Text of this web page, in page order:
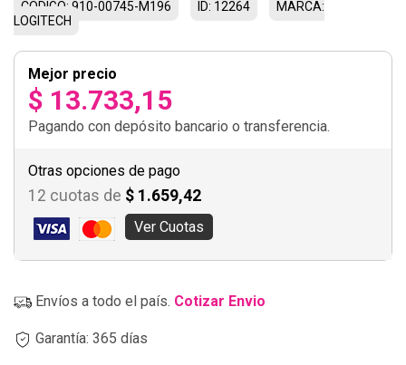
CODIGO: 910-00745-M196 ID: 12264
MARCA:
LOGITECH
Mejor precio
$ 13.733,15
Pagando con depósito bancario o transferencia.
Otras opciones de pago
12 cuotas de $ 1.659,42
Ver Cuotas
Envíos a todo el país. Cotizar Envio
Garantía: 365 días